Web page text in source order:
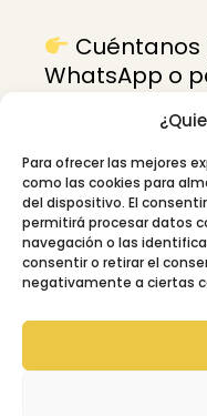
Para ofrecer las mejores
como las cookies para
del dispositivo. El
permitirá procesar datos
navegación o las
consentir o retirar el
negativamente a ciertas
WhatsApp o
Lo vemos sin